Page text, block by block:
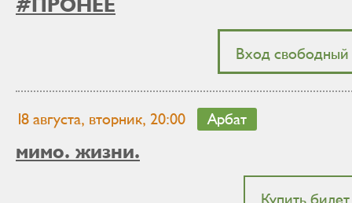
Вход свободный
18 августа, вторник, 20:00 Арбат
мимо. жизни.